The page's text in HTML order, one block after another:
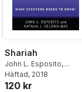
Shariah
John L. Esposito,
Natana J. DeLong-Bas
Häftad, 2018
120 kr